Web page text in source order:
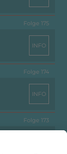
Folge 175
INFO
Folge 174
INFO
Folge 173